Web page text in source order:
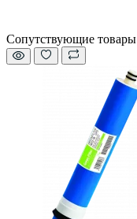
Сопутствующие товары